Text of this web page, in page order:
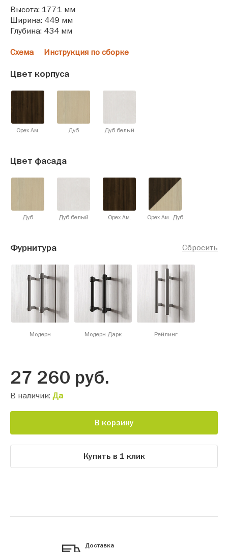
Высота: 1771 мм
Ширина: 449 мм
Глубина: 434 мм
Схема Инструкция по сборке
Цвет корпуса
Орех Ам. Дуб Дуб белый
Цвет фасада
Дуб Дуб белый Орех Ам. Орех Ам.-Дуб
Сбросить
Фурнитура
Модерн Модерн Дарк Рейлинг
27 260 руб.
В наличии: Да
В корзину
Купить в 1 клик
Доставка